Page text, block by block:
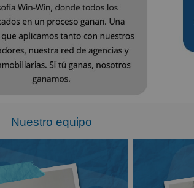
Nuestro equipo